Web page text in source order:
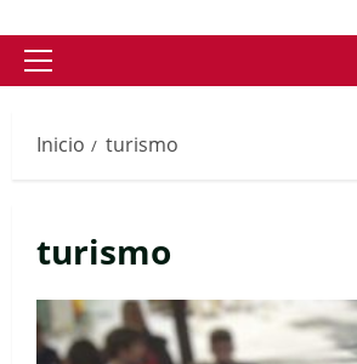
Menú
Inicio turismo
turismo